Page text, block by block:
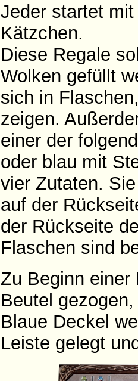
Jeder startet
Kätzchen.
Diese Regale
Wolken gefüllt
sich in
zeigen.
einer der
oder blau mit
vier Zutaten.
auf der
der Rückseite
Flaschen sind
Zu Beginn einer
Beutel
Blaue Deckel
Leiste gelegt